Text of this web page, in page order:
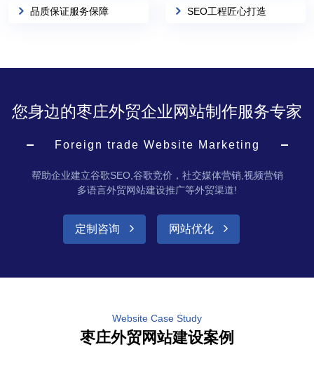
品质保证服务保障 SEO工程匠心打造
您身边的枣庄外贸企业网站制作服务专家
Foreign trade Website Marketing
帮助企业建立谷歌SEO,谷歌竞价，社交媒体营销,视频营销
多语言外贸网站建设推广等外贸渠道!
定制咨询 网站优化
Website Case Study
枣庄外贸网站建设案例